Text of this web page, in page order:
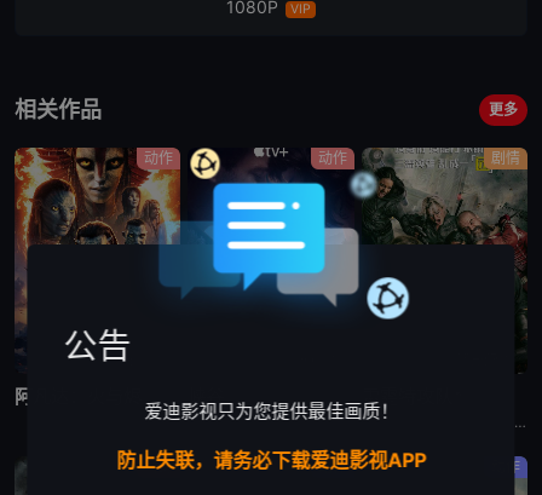
1080P VIP
相关作品 更多
动作
蓝光画质
阿凡达：火与烬
《阿凡达：火与烬》聚焦杰克·萨利与奈蒂莉一家的命运起伏，在前作的情感余波之上，深刻描绘一个家族在战火中如何成长、并共同守护血脉相连的情感纽带的历程，从而将故事推向更具张力的全新维度。此外，潘多拉的
动作
电影《峡谷 The Gorge》讲述的是：两名训练有素的特工被派往神秘峡谷的对立两侧执行保护任务，并因此变得亲密。当邪恶势力出现时，他们必须携手合作，以求在峡谷中的未知险境中生存下来。
剧情
《雷霆特攻队*》中集结了一支颠覆传统的反英雄团队——“二代黑寡妇”叶莲娜、“冬兵”巴基、“红色守卫”阿列克谢、“幽灵”、“模仿大师”和“美国密探”约翰·沃克。在发现陷入了瓦伦蒂娜设置的死亡陷阱后，
科幻 动作 动作
公告
爱迪影视只为您提供最佳画质！
防止失联，请务必下载爱迪影视APP